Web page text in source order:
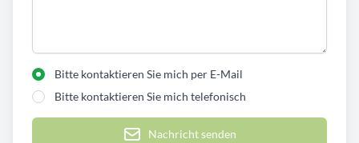
Bitte kontaktieren Sie mich per E-Mail
Bitte kontaktieren Sie mich telefonisch
Nachricht senden